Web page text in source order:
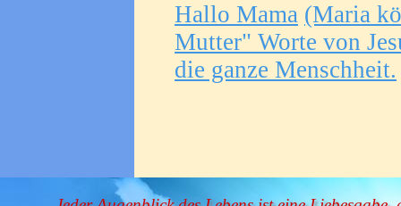
Hallo Mama (Maria
Mutter" Worte von
die ganze Menschheit.